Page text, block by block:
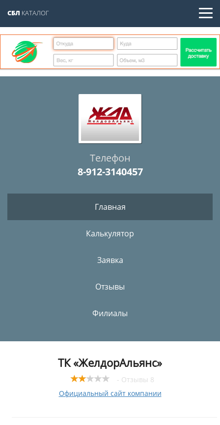
СБЛ КАТАЛОГ
Телефон
8-912-3140457
Главная
Калькулятор
Заявка
Отзывы
Филиалы
ТК «ЖелдорАльянс»
- Отзывы 8
Официальный сайт компании